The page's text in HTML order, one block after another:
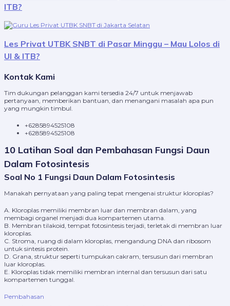
ITB?
Les Privat UTBK SNBT di Pasar Minggu – Mau Lolos di
UI & ITB?
Kontak Kami
Tim dukungan pelanggan kami tersedia 24/7 untuk menjawab
pertanyaan, memberikan bantuan, dan menangani masalah apa pun
yang mungkin timbul.
+6285894525108
+6285894525108
10 Latihan Soal dan Pembahasan Fungsi Daun
Dalam Fotosintesis
Soal No 1 Fungsi Daun Dalam Fotosintesis
Manakah pernyataan yang paling tepat mengenai struktur kloroplas?
A. Kloroplas memiliki membran luar dan membran dalam, yang
membagi organel menjadi dua kompartemen utama.
B. Membran tilakoid, tempat fotosintesis terjadi, terletak di membran luar
kloroplas.
C. Stroma, ruang di dalam kloroplas, mengandung DNA dan ribosom
untuk sintesis protein.
D. Grana, struktur seperti tumpukan cakram, tersusun dari membran
luar kloroplas.
E. Kloroplas tidak memiliki membran internal dan tersusun dari satu
kompartemen tunggal.
Pembahasan